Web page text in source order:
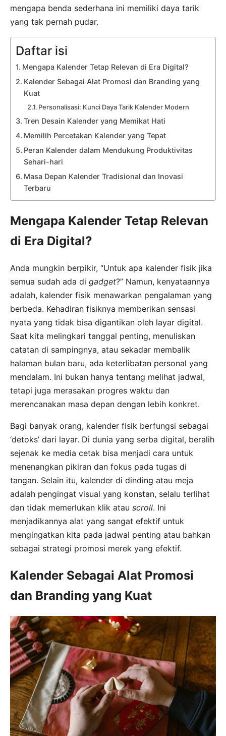
mengapa benda sederhana ini memiliki daya tarik
yang tak pernah pudar.
Daftar isi
Mengapa Kalender Tetap Relevan di Era Digital?
Kalender Sebagai Alat Promosi dan Branding yang
Kuat
Personalisasi: Kunci Daya Tarik Kalender Modern
Tren Desain Kalender yang Memikat Hati
Memilih Percetakan Kalender yang Tepat
Peran Kalender dalam Mendukung Produktivitas
Sehari-hari
Masa Depan Kalender Tradisional dan Inovasi
Terbaru
Mengapa Kalender Tetap Relevan
di Era Digital?
Anda mungkin berpikir, “Untuk apa kalender fisik jika
semua sudah ada di gadget?” Namun, kenyataannya
adalah, kalender fisik menawarkan pengalaman yang
berbeda. Kehadiran fisiknya memberikan sensasi
nyata yang tidak bisa digantikan oleh layar digital.
Saat kita melingkari tanggal penting, menuliskan
catatan di sampingnya, atau sekadar membalik
halaman bulan baru, ada keterlibatan personal yang
mendalam. Ini bukan hanya tentang melihat jadwal,
tetapi juga merasakan progres waktu dan
merencanakan masa depan dengan lebih konkret.
Bagi banyak orang, kalender fisik berfungsi sebagai
‘detoks’ dari layar. Di dunia yang serba digital, beralih
sejenak ke media cetak bisa menjadi cara untuk
menenangkan pikiran dan fokus pada tugas di
tangan. Selain itu, kalender di dinding atau meja
adalah pengingat visual yang konstan, selalu terlihat
dan tidak memerlukan klik atau scroll. Ini
menjadikannya alat yang sangat efektif untuk
mengingatkan kita pada jadwal penting atau bahkan
sebagai strategi promosi merek yang efektif.
Kalender Sebagai Alat Promosi
dan Branding yang Kuat